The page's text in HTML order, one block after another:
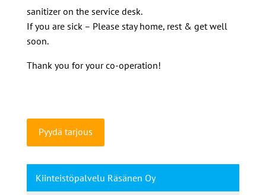
sanitizer on the service desk.
If you are sick – Please stay home, rest & get well
soon.
Thank you for your co-operation!
Pyydä tarjous
Kiinteistöpalvelu Räsänen Oy